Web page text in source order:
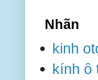
Nhãn
kinh
kính ô